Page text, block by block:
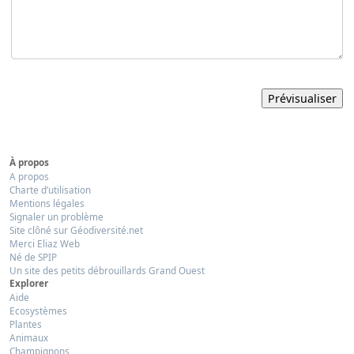
À propos
A propos
Charte d’utilisation
Mentions légales
Signaler un problème
Site clôné sur Géodiversité.net
Merci Eliaz Web
Né de SPIP
Un site des petits débrouillards Grand Ouest
Explorer
Aide
Ecosystèmes
Plantes
Animaux
Champignons